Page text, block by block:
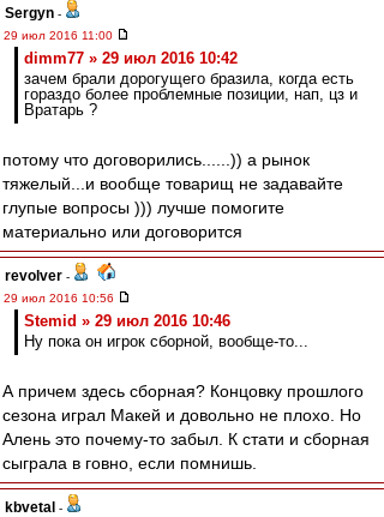
Sergyn -
29 июл 2016 11:00
dimm77 » 29 июл 2016 10:42
зачем брали дорогущего бразила, когда есть
гораздо более проблемные позиции, нап, цз и
Вратарь ?
потому что договорились......)) а рынок
тяжелый...и вообще товарищ не задавайте
глупые вопросы ))) лучше помогите
материально или договорится
revolver -
29 июл 2016 10:56
Stemid » 29 июл 2016 10:46
Ну пока он игрок сборной, вообще-то...
А причем здесь сборная? Концовку прошлого
сезона играл Макей и довольно не плохо. Но
Алень это почему-то забыл. К стати и сборная
сыграла в говно, если помнишь.
kbvetal -